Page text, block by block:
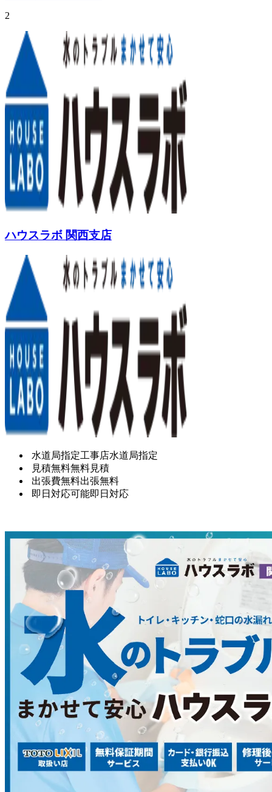
2
ハウスラボ 関西支店
水道局指定工事店水道局指定
見積無料無料見積
出張費無料出張無料
即日対応可能即日対応